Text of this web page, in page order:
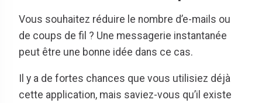
Vous souhaitez réduire le nombre d’e-mails ou
de coups de fil ? Une messagerie instantanée
peut être une bonne idée dans ce cas.
Il y a de fortes chances que vous utilisiez déjà
cette application, mais saviez-vous qu’il existe